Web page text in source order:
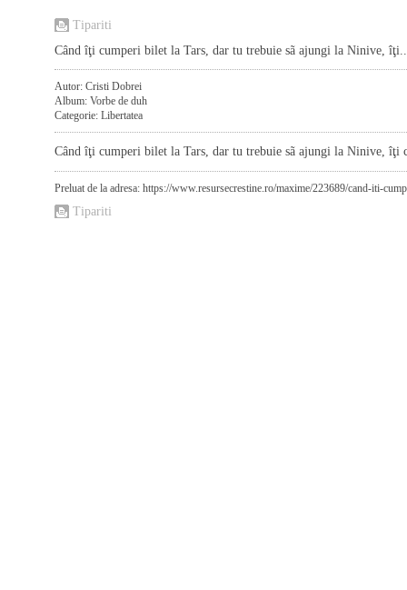
Tipariti
Când îţi cumperi bilet la Tars, dar tu trebuie sã ajungi la Ninive,
Autor: Cristi Dobrei
Album: Vorbe de duh
Categorie: Libertatea
Când îţi cumperi bilet la Tars, dar tu trebuie sã ajungi la Ninive, îţi
Preluat de la adresa: https://www.resursecrestine.ro/maxime/223689/cand-iti-
Tipariti